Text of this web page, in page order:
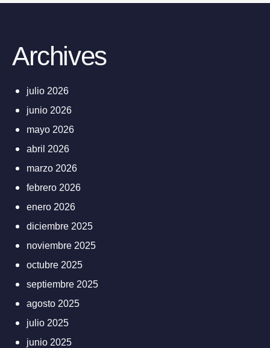
Archives
julio 2026
junio 2026
mayo 2026
abril 2026
marzo 2026
febrero 2026
enero 2026
diciembre 2025
noviembre 2025
octubre 2025
septiembre 2025
agosto 2025
julio 2025
junio 2025